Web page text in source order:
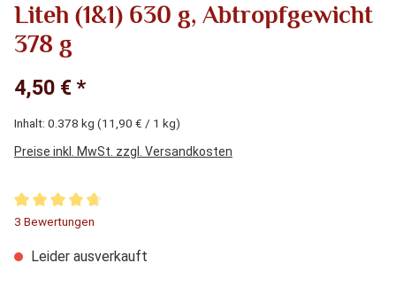
Liteh (1&1) 630 g, Abtropfgewicht
378 g
4,50 € *
Inhalt: 0.378 kg (11,90 € / 1 kg)
Preise inkl. MwSt. zzgl. Versandkosten
Durchschnittliche Bewertung von 4.67 von 5 Sternen
3 Bewertungen
Leider ausverkauft